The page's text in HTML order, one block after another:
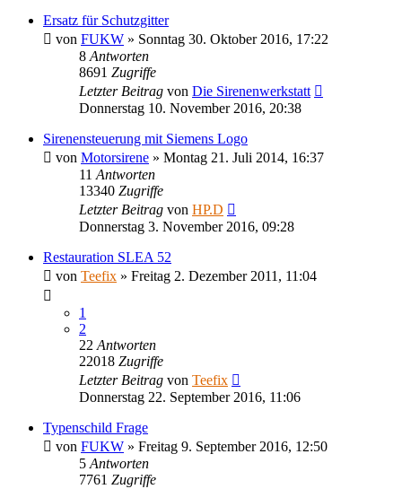
Ersatz für Schutzgitter
von FUKW » Sonntag 30. Oktober 2016, 17:22
8 Antworten
8691 Zugriffe
Letzter Beitrag von Die Sirenenwerkstatt
Donnerstag 10. November 2016, 20:38
Sirenensteuerung mit Siemens Logo
von Motorsirene » Montag 21. Juli 2014, 16:37
11 Antworten
13340 Zugriffe
Letzter Beitrag von HP.D
Donnerstag 3. November 2016, 09:28
Restauration SLEA 52
von Teefix » Freitag 2. Dezember 2011, 11:04
1
2
22 Antworten
22018 Zugriffe
Letzter Beitrag von Teefix
Donnerstag 22. September 2016, 11:06
Typenschild Frage
von FUKW » Freitag 9. September 2016, 12:50
5 Antworten
7761 Zugriffe